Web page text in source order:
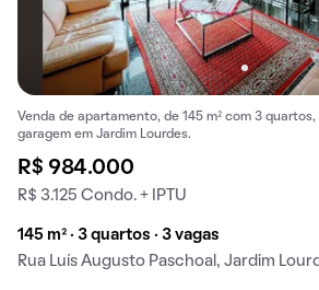
Venda de apartamento, de 145 m² com 3
garagem em Jardim Lourdes.
R$ 984.000
R$ 3.125 Condo. + IPTU
145 m² · 3 quartos · 3 vagas
Rua Luís Augusto Paschoal, Jardim